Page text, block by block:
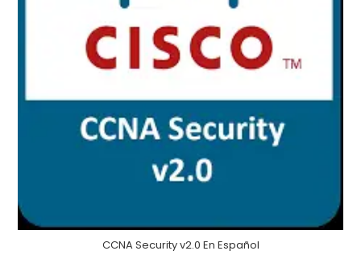
CCNA Security v2.0 En Español